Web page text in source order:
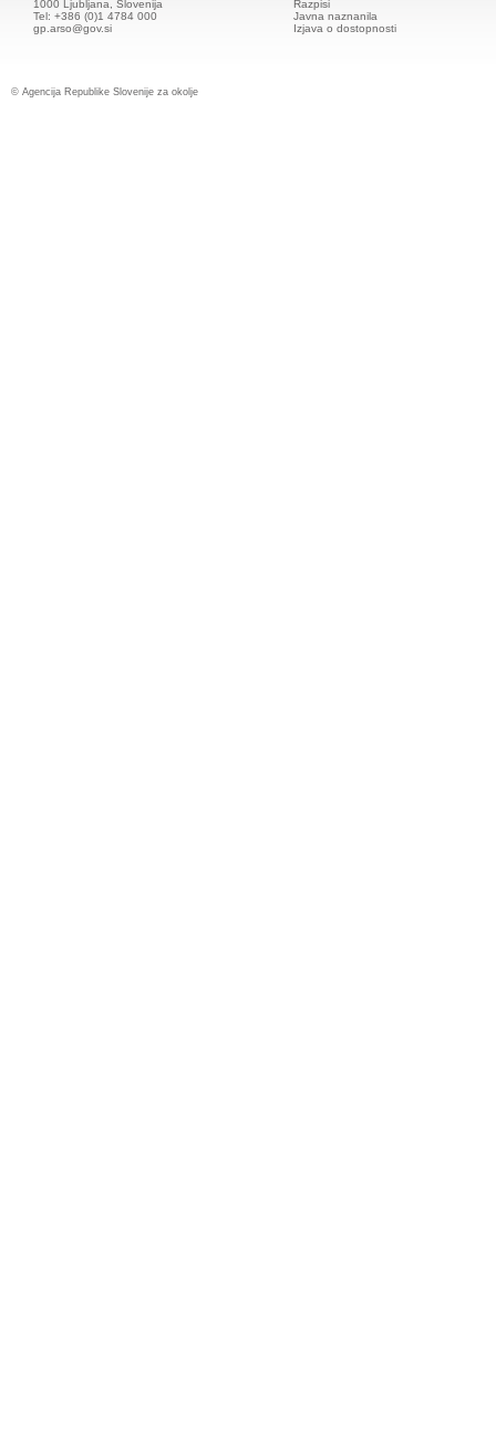
1000 Ljubljana, Slovenija
Tel: +386 (0)1 4784 000
gp.arso@gov.si
Razpisi
Javna naznanila
Izjava o dostopnosti
© Agencija Republike Slovenije za okolje